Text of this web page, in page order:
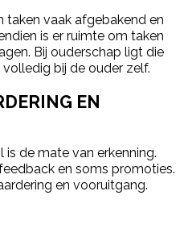
taken vaak afgebakend en
is er ruimte om taken
Bij ouderschap ligt die
bij de ouder zelf.
EN
is de mate van erkenning.
en soms promoties.
en vooruitgang.